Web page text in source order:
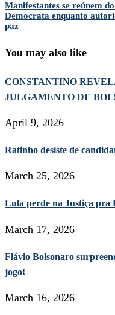
Manifestantes se reúnem
Democrata enquanto
paz
You may also like
CONSTANTINO
JULGAMENTO DE
April 9, 2026
Ratinho desiste de
March 25, 2026
Lula perde na Justiça pra
March 17, 2026
Flávio Bolsonaro
jogo!
March 16, 2026